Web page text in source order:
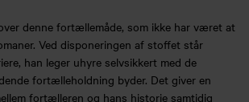
denne fortællemåde, som ikke har været at
Ved disponeringen af stoffet står
han leger uhyre selvsikkert med de
fortælleholdning byder. Det giver en
fortælleren og hans historie samtidig